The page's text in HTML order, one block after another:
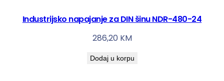
Industrijsko napajanje za DIN šinu NDR-480-24
286,20 KM
Dodaj u korpu